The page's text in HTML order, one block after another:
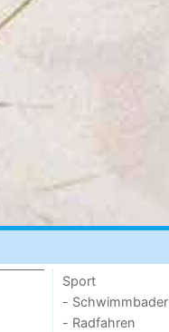
Sport
- Schwimmbader
- Radfahren